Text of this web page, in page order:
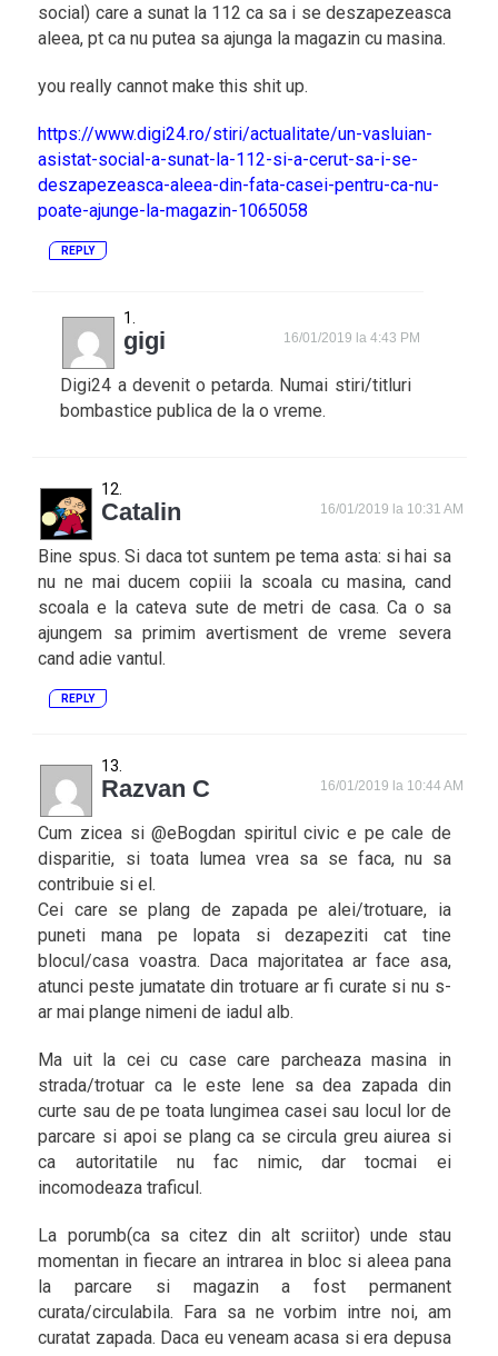
social) care a sunat la 112 ca sa i se deszapezeasca
aleea, pt ca nu putea sa ajunga la magazin cu masina.
you really cannot make this shit up.
https://www.digi24.ro/stiri/actualitate/un-vasluian-
asistat-social-a-sunat-la-112-si-a-cerut-sa-i-se-
deszapezeasca-aleea-din-fata-casei-pentru-ca-nu-
poate-ajunge-la-magazin-1065058
REPLY
gigi 16/01/2019 la 4:43 PM
Digi24 a devenit o petarda. Numai stiri/titluri
bombastice publica de la o vreme.
Catalin 16/01/2019 la 10:31 AM
Bine spus. Si daca tot suntem pe tema asta: si hai sa
nu ne mai ducem copiii la scoala cu masina, cand
scoala e la cateva sute de metri de casa. Ca o sa
ajungem sa primim avertisment de vreme severa
cand adie vantul.
REPLY
Razvan C 16/01/2019 la 10:44 AM
Cum zicea si @eBogdan spiritul civic e pe cale de
disparitie, si toata lumea vrea sa se faca, nu sa
contribuie si el.
Cei care se plang de zapada pe alei/trotuare, ia
puneti mana pe lopata si dezapeziti cat tine
blocul/casa voastra. Daca majoritatea ar face asa,
atunci peste jumatate din trotuare ar fi curate si nu s-
ar mai plange nimeni de iadul alb.
Ma uit la cei cu case care parcheaza masina in
strada/trotuar ca le este lene sa dea zapada din
curte sau de pe toata lungimea casei sau locul lor de
parcare si apoi se plang ca se circula greu aiurea si
ca autoritatile nu fac nimic, dar tocmai ei
incomodeaza traficul.
La porumb(ca sa citez din alt scriitor) unde stau
momentan in fiecare an intrarea in bloc si aleea pana
la parcare si magazin a fost permanent
curata/circulabila. Fara sa ne vorbim intre noi, am
curatat zapada. Daca eu veneam acasa si era depusa